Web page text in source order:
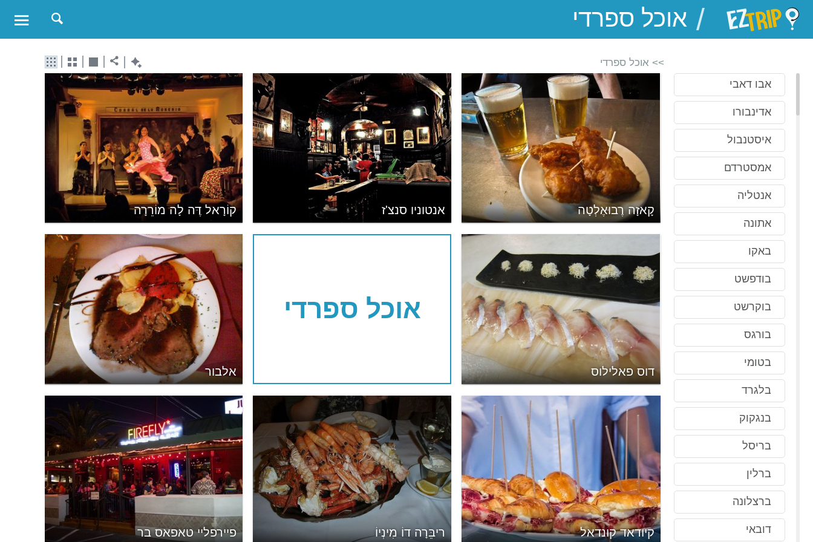
EZTrip
/
אבו דאבי
אדינבורו
איסטנבול
אמסטרדם
אנטליה
אתונה
באקו
בודפשט
בוקרשט
בורגס
בטומי
בלגרד
בנגקוק
בריסל
ברלין
ברצלונה
דובאי
>> אוכל ספרדי
קוֹרָאל דֶּה לָה מוֹרֵרָה אנטוניו סנצ'ז קָאזָה רֶבוּאֶלְטָה
אלבור
אוכל ספרדי
דוס פאלילוס
פיירפליי טאפאס בר ריבֵּרָה דוֹ מִינְיוֹ קיודאד קונדאל